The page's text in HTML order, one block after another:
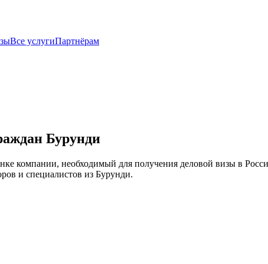
Все услугиПартнёрам
Бурунди
компании, необходимый для получения деловой визы в
и специалистов из Бурунди.